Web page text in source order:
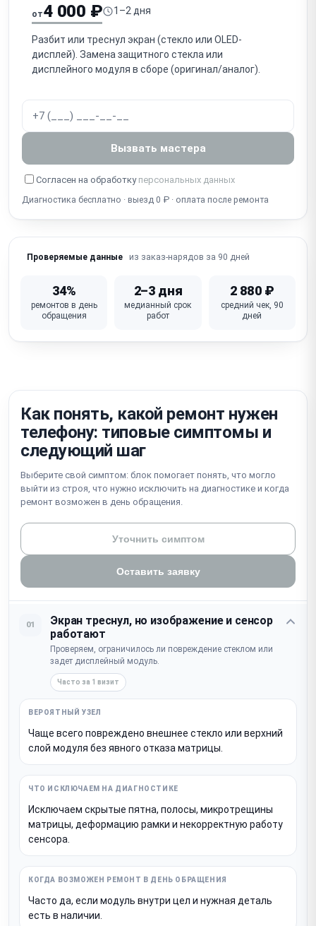
Не работает Touch ID / кнопка Home (привязана к
плате)
Не работает основная / фронтальная камера
Нет громкого звука / не работает громкоговоритель
(speaker)
Собеседник не слышит / не работает микрофон
Попадание воды / окисление (несмотря на IP-
защиту)
блокировка iCloud
Не работает кнопка питания / громкости /
от4 000 ₽ 1–2 дня
Разбит или треснул экран (стекло или OLED-
дисплей). Замена защитного стекла или
дисплейного модуля в сборе (оригинал/аналог).
Вызвать мастера
Согласен на обработку персональных данных
Диагностика бесплатно · выезд 0 ₽ · оплата после ремонта
Проверяемые данные из заказ-нарядов за 90 дней
34%
ремонтов в день
обращения
2–3 дня
медианный срок
работ
2 880 ₽
средний чек, 90
дней
Как понять, какой ремонт нужен
телефону: типовые симптомы и
следующий шаг
Выберите свой симптом: блок помогает понять, что могло
выйти из строя, что нужно исключить на диагностике и когда
ремонт возможен в день обращения.
Уточнить симптом
Оставить заявку
01
Экран треснул, но изображение и сенсор
работают
Проверяем, ограничилось ли повреждение стеклом или
задет дисплейный модуль.
Часто за 1 визит
Чаще всего повреждено внешнее стекло или верхний
слой модуля без явного отказа матрицы.
Исключаем скрытые пятна, полосы, микротрещины
матрицы, деформацию рамки и некорректную работу
сенсора.
Часто да, если модуль внутри цел и нужная деталь
есть в наличии.